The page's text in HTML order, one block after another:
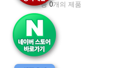
총0개의 제품